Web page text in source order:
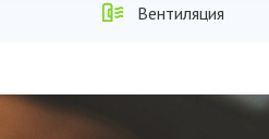
Вентиляция